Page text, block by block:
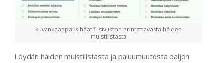
kuvankaappaus häät.fi-sivuston printattavasta häiden
muistilistasta
Löydän häiden muistilistasta ja paluumuutosta paljon